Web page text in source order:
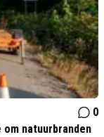
0
natuurbranden